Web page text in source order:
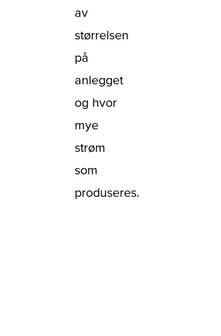
av
størrelsen
på
anlegget
og hvor
mye
strøm
som
produseres.